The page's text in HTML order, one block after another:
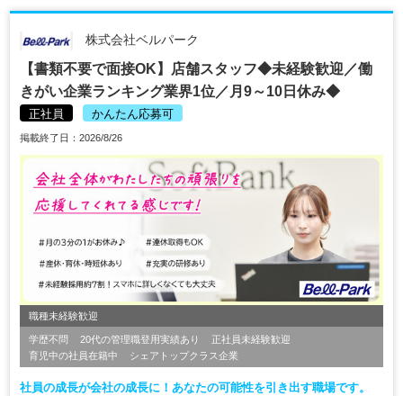
株式会社ベルパーク
【書類不要で面接OK】店舗スタッフ◆未経験歓迎／働
きがい企業ランキング業界1位／月9～10日休み◆
正社員 かんたん応募可
掲載終了日：2026/8/26
職種未経験歓迎
学歴不問 20代の管理職登用実績あり
正社員未経験歓迎
育児中の社員在籍中
シェアトップクラス企業
社員の成長が会社の成長に！あなたの可能性を引き出す職場です。